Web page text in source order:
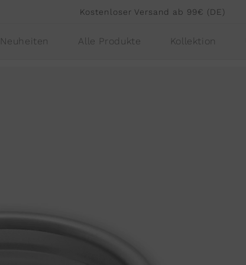
Kostenloser Versand ab 99€ (DE)
Neuheiten Alle Produkte Kollektion